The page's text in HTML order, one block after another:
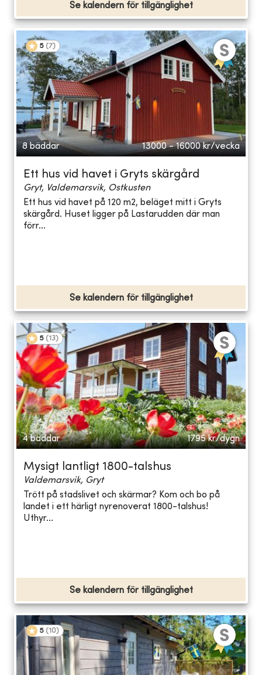
Se kalendern för tillgänglighet
5 (7)
8 bäddar 13000 - 16000 kr/vecka
Ett hus vid havet i Gryts skärgård
Gryt, Valdemarsvik, Ostkusten
Ett hus vid havet på 120 m2, beläget mitt i Gryts
skärgård. Huset ligger på Lastarudden där man
förr...
Se kalendern för tillgänglighet
5 (13)
4 bäddar 1795 kr/dygn
Mysigt lantligt 1800-talshus
Valdemarsvik, Gryt
Trött på stadslivet och skärmar? Kom och bo på
landet i ett härligt nyrenoverat 1800-talshus!
Uthyr...
Se kalendern för tillgänglighet
5 (10)